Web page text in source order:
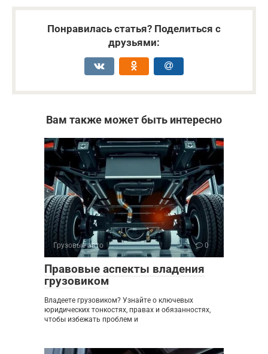
Понравилась статья? Поделиться с
друзьями:
Вам также может быть интересно
Грузовые авто 0
Правовые аспекты владения
грузовиком
Владеете грузовиком? Узнайте о ключевых
юридических тонкостях, правах и обязанностях,
чтобы избежать проблем и